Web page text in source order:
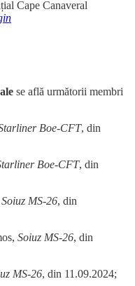
Cape Canaveral
se află următorii membri
Boe-CFT, din
Boe-CFT, din
Soiuz MS-26, din
Soiuz MS-26, din
MS-26, din 11.09.2024;